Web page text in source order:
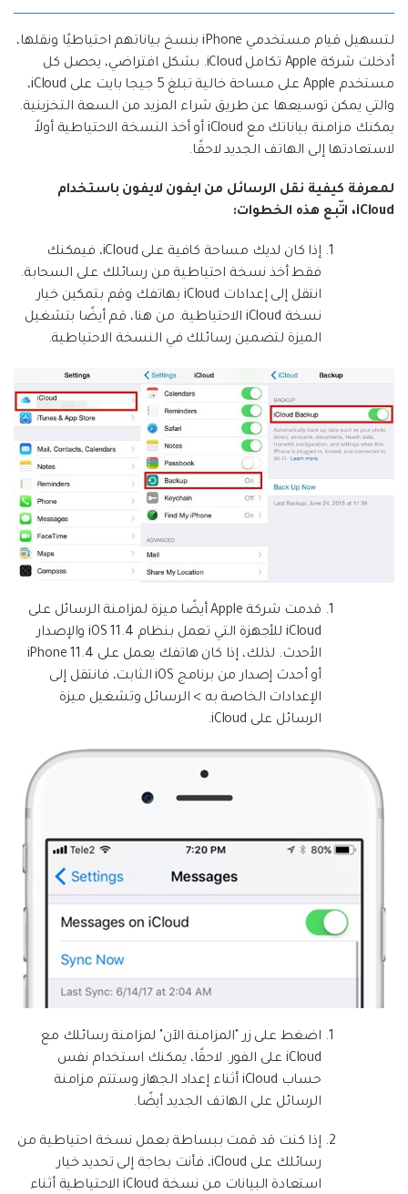
لتسهيل قيام مستخدمي iPhone بنسخ بياناتهم احتياطيًا ونقلها،
أدخلت شركة Apple تكامل iCloud. بشكل افتراضي، يحصل كل
مستخدم Apple على مساحة خالية تبلغ 5 جيجا بايت على iCloud،
والتي يمكن توسيعها عن طريق شراء المزيد من السعة التخزينية.
يمكنك مزامنة بياناتك مع iCloud أو أخذ النسخة الاحتياطية أولاً
لاستعادتها إلى الهاتف الجديد لاحقًا.
لمعرفة كيفية نقل الرسائل من ايفون لايفون باستخدام
iCloud، اتّبع هذه الخطوات:
إذا كان لديك مساحة كافية على iCloud، فيمكنك
فقط أخذ نسخة احتياطية من رسائلك على السحابة.
انتقل إلى إعدادات iCloud بهاتفك وقم بتمكين خيار
نسخة iCloud الاحتياطية. من هنا، قم أيضًا بتشغيل
الميزة لتضمين رسائلك في النسخة الاحتياطية.
قدمت شركة Apple أيضًا ميزة لمزامنة الرسائل على
iCloud للأجهزة التي تعمل بنظام iOS 11.4 والإصدار
الأحدث. لذلك، إذا كان هاتفك يعمل على iPhone 11.4
أو أحدث إصدار من برنامج iOS الثابت، فانتقل إلى
الإعدادات الخاصة به > الرسائل وتشغيل ميزة
الرسائل على iCloud.
اضغط على زر "المزامنة الآن" لمزامنة رسائلك مع
iCloud على الفور. لاحقًا، يمكنك استخدام نفس
حساب iCloud أثناء إعداد الجهاز وستتم مزامنة
الرسائل على الهاتف الجديد أيضًا.
إذا كنت قد قمت ببساطة بعمل نسخة احتياطية من
رسائلك على iCloud، فأنت بحاجة إلى تحديد خيار
استعادة البيانات من نسخة iCloud الاحتياطية أثناء